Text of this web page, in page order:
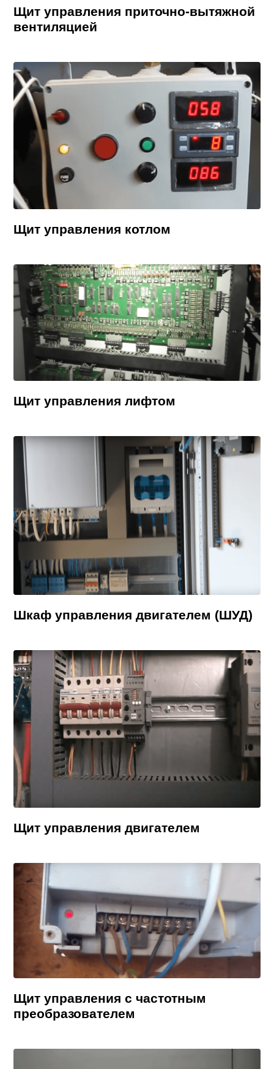
Щит управления приточно-вытяжной
вентиляцией
Щит управления котлом
Щит управления лифтом
Шкаф управления двигателем (ШУД)
Щит управления двигателем
Щит управления с частотным
преобразователем